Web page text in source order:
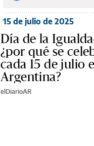
15 de julio de 2025
Día de la
¿por qué se
cada 15 de julio
Argentina?
elDiarioAR